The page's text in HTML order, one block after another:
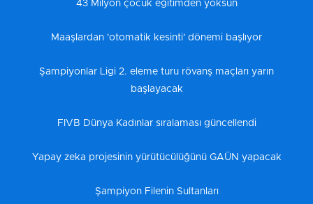
43 Milyon çocuk eğitimden yoksun
Maaşlardan 'otomatik kesinti' dönemi başlıyor
Şampiyonlar Ligi 2. eleme turu rövanş maçları yarın
başlayacak
FIVB Dünya Kadınlar sıralaması güncellendi
Yapay zeka projesinin yürütücülüğünü GAÜN yapacak
Şampiyon Filenin Sultanları